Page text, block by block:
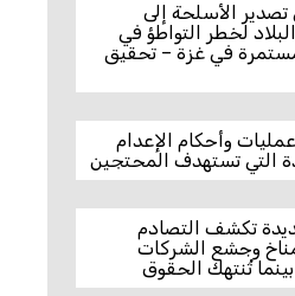
تصدير الأسلحة إلى
لخطر التواطؤ في
في غزة – تحقيق
وأحكام الإعدام
التي تستهدف المحتجين
تكشف التصادم
وجشع الشركات
تُنتهك الحقوق